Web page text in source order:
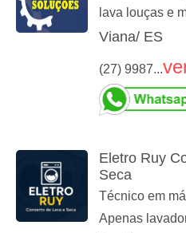
lava louças e
Viana/ ES
(27) 9987...
Eletro Ruy
Seca
Técnico em
Apenas